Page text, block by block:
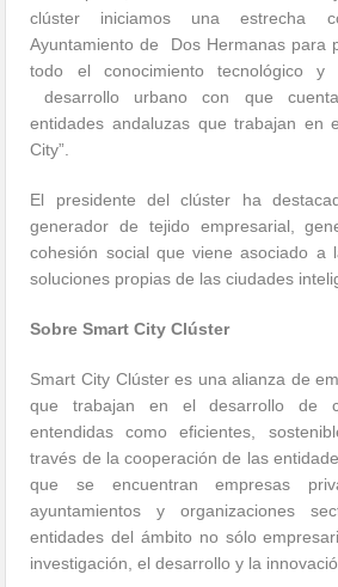
clúster iniciamos una estrecha
Ayuntamiento de Dos Hermanas para
todo el conocimiento tecnológico y
desarrollo urbano con que
entidades andaluzas que trabajan en
City”.
El presidente del clúster ha
generador de tejido empresarial,
cohesión social que viene asociado a
soluciones propias de las ciudades
Sobre Smart City Clúster
Smart City Clúster es una alianza de
que trabajan en el desarrollo de
entendidas como eficientes,
través de la cooperación de las
que se encuentran empresas
ayuntamientos y organizaciones
entidades del ámbito no sólo
investigación, el desarrollo y la